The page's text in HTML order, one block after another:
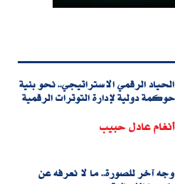
الحياد الرقمي الاستراتيجي.. نحو بنية
حوكمة دولية لإدارة التوترات الرقمية
أنغام عادل حبيب
وجه آخر للصورة.. ما لا نعرفه عن